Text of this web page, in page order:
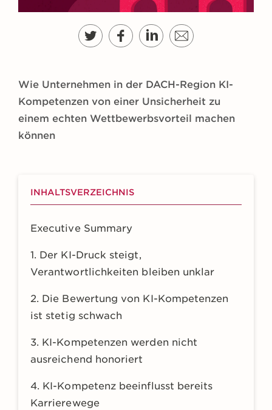
Wie Unternehmen in der DACH-Region KI-
Kompetenzen von einer Unsicherheit zu
einem echten Wettbewerbsvorteil machen
können
INHALTSVERZEICHNIS
Executive Summary
1. Der KI-Druck steigt,
Verantwortlichkeiten bleiben unklar
2. Die Bewertung von KI-Kompetenzen
ist stetig schwach
3. KI-Kompetenzen werden nicht
ausreichend honoriert
4. KI-Kompetenz beeinflusst bereits
Karrierewege